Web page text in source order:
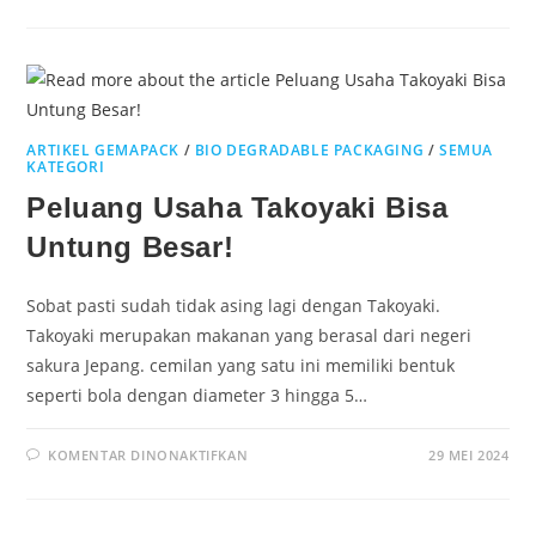
ARTIKEL GEMAPACK / BIO DEGRADABLE PACKAGING /SEMUA
KATEGORI
Peluang Usaha Takoyaki Bisa
Untung Besar!
Sobat pasti sudah tidak asing lagi dengan Takoyaki.
Takoyaki merupakan makanan yang berasal dari negeri
sakura Jepang. cemilan yang satu ini memiliki bentuk
seperti bola dengan diameter 3 hingga 5…
KOMENTAR DINONAKTIFKAN 29 MEI 2024